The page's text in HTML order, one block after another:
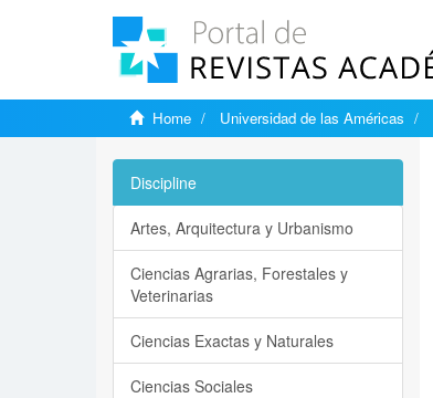
Home Universidad de las Américas
Discipline
Artes, Arquitectura y Urbanismo
Ciencias Agrarias, Forestales y
Veterinarias
Ciencias Exactas y Naturales
Ciencias Sociales